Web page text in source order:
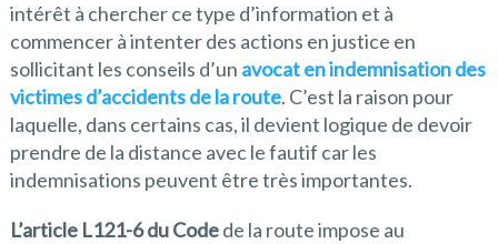
intérêt à chercher ce type d’information et à
commencer à intenter des actions en justice en
sollicitant les conseils d’un avocat en indemnisation des
victimes d’accidents de la route. C’est la raison pour
laquelle, dans certains cas, il devient logique de devoir
prendre de la distance avec le fautif car les
indemnisations peuvent être très importantes.
L’article L121-6 du Codede la route impose au